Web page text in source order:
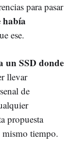
para pasar
había
ese.
un SSD donde
llevar
de
propuesta
tiempo.